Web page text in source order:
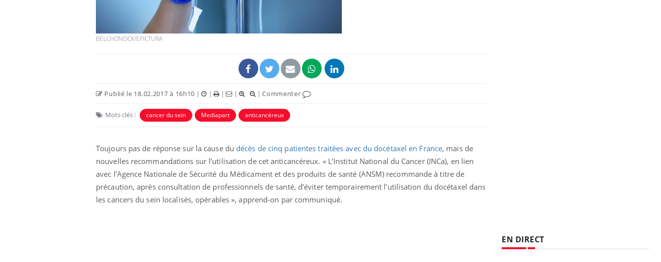
BELCHONOCK/EPICTURA
Publié le 18.02.2017 à 16h10 | | | | |Commenter
Mots clés : cancer du sein Mediapart anticancéreux
Toujours pas de réponse sur la cause du décès de cinq patientes traitées avec du docétaxel en France, mais de
nouvelles recommandations sur l’utilisation de cet anticancéreux. « L’Institut National du Cancer (INCa), en lien
avec l’Agence Nationale de Sécurité du Médicament et des produits de santé (ANSM) recommande à titre de
précaution, après consultation de professionnels de santé, d’éviter temporairement l’utilisation du docétaxel dans
les cancers du sein localisés, opérables », apprend-on par communiqué.
EN DIRECT